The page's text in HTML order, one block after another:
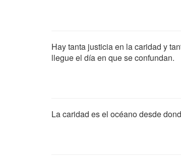
Hay tanta justicia en la caridad y
llegue el día en que se confundan.
La caridad es el océano desde